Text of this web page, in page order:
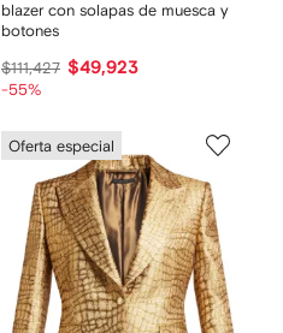
blazer con solapas de muesca y
botones
$111,427 $49,923
-55%
Oferta especial